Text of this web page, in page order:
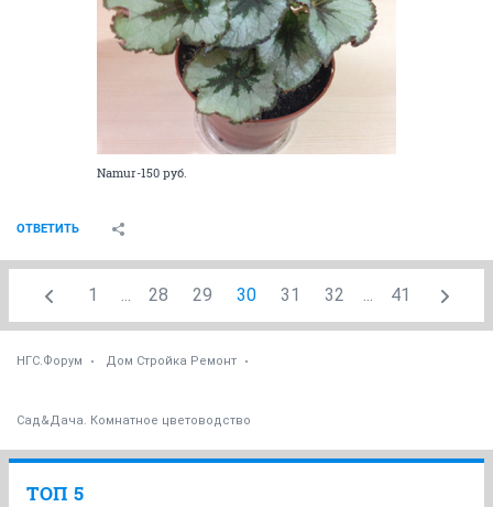
Namur-150 руб.
ОТВЕТИТЬ
1 ... 28 29 30 31 32 ... 41
НГС.Форум Дом Стройка Ремонт
Сад&Дача. Комнатное цветоводство
ТОП 5